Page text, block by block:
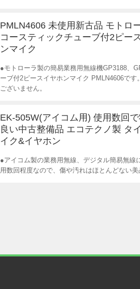
PMLN4606 未使用新古品 モトロ
コースティックチューブ付2ピー
ンマイク
●モトローラ製の簡易業務用無線機GP3188、
ーブ付2ピースイヤホンマイク PMLN4606で
ございません。
EK-505W(アイコム用) 使用数回
良い中古整備品 エコテクノ製 タ
イク&イヤホン
●アイコム製の業務用無線、デジタル簡易無
用数回程度なので、傷や汚れはほとんどない美